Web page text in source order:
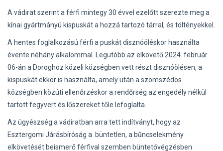
A vádirat szerint a férfi mintegy 30 évvel ezelőtt szerezte meg a
kínai gyártmányú kispuskát a hozzá tartozó tárral, és töltényekkel.
A hentes foglalkozású férfi a puskát disznóöléskor használta
évente néhány alkalommal. Legutóbb az elkövető 2024. február
06-án a Doroghoz közeli községben vett részt disznóölésen, a
kispuskát ekkor is használta, amely után a szomszédos
községben közúti ellenőrzéskor a rendőrség az engedély nélkül
tartott fegyvert és lőszereket tőle lefoglalta.
Az ügyészség a vádiratban arra tett indítványt, hogy az
Esztergomi Járásbíróság a büntetlen, a bűncselekmény
elkövetését beismerő férfival szemben büntetővégzésben